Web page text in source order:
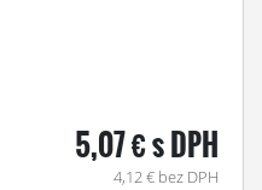
5,07 € s DPH
4,12 € bez DPH